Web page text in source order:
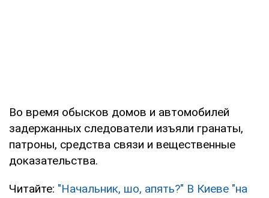
Во время обысков домов и автомобилей
задержанных следователи изъяли гранаты,
патроны, средства связи и вещественные
доказательства.
Читайте: "Начальник, шо, апять?" В Киеве "на